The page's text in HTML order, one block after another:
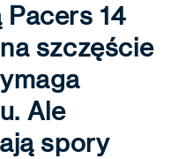
Pacers 14
szczęście
Ale
spory